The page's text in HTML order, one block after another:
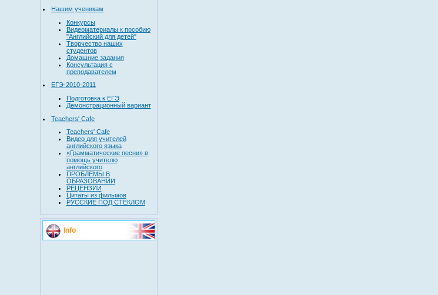
Нашим ученикам
Конкурсы
Видеоматериалы к пособию
"Английский для детей"
Творчество наших
студентов
Домашние задания
Консультация с
преподавателем
ЕГЭ-2010-2011
Подготовка к ЕГЭ
Демонстрационный вариант
Teachers' Cafe
Teachers' Cafe
Видео для учителей
английского языка
«Грамматические песни» в
помощь учителю
английского
ПРОБЛЕМЫ В
ОБРАЗОВАНИИ
РЕЦЕНЗИИ
Цитаты из фильмов
РУССКИЕ ПОД СТЕКЛОМ
Info